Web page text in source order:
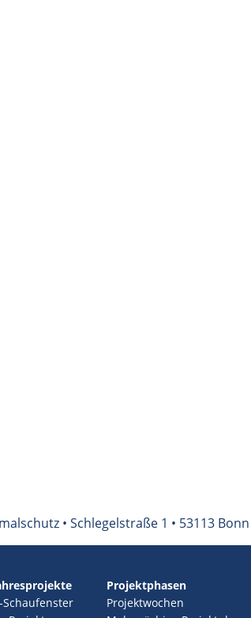
• Schlegelstraße 1 • 53113 Bonn
Schaufenster
Projektphasen
Projektwochen